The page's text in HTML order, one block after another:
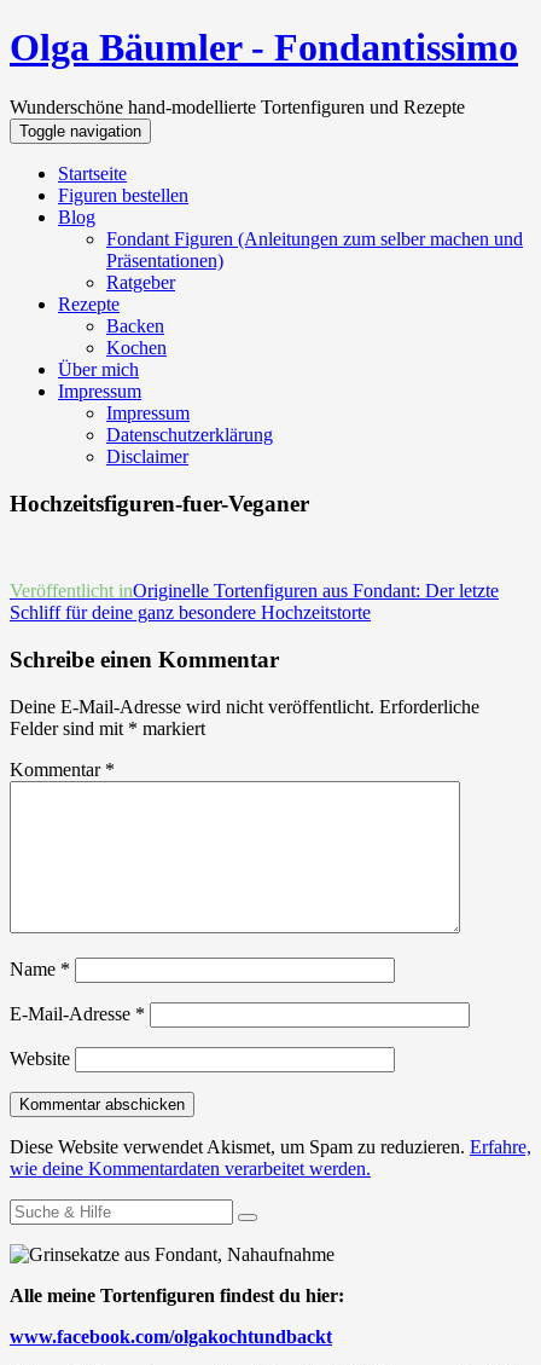
Olga Bäumler - Fondantissimo
Wunderschöne hand-modellierte Tortenfiguren und Rezepte
Toggle navigation
Startseite
Figuren bestellen
Blog
Fondant Figuren (Anleitungen zum selber machen und
Präsentationen)
Ratgeber
Rezepte
Backen
Kochen
Über mich
Impressum
Impressum
Datenschutzerklärung
Disclaimer
Hochzeitsfiguren-fuer-Veganer
Beitrags-
Navigation
Veröffentlicht inOriginelle Tortenfiguren aus Fondant: Der letzte
Schliff für deine ganz besondere Hochzeitstorte
Schreibe einen Kommentar
Deine E-Mail-Adresse wird nicht veröffentlicht. Erforderliche
Felder sind mit * markiert
Kommentar *
Name *
E-Mail-Adresse *
Website
Diese Website verwendet Akismet, um Spam zu reduzieren. Erfahre,
wie deine Kommentardaten verarbeitet werden.
Suchen
nach:
Alle meine Tortenfiguren findest du hier:
www.facebook.com/olgakochtundbackt